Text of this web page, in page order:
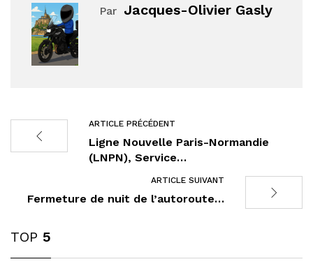
Par Jacques-Olivier Gasly
ARTICLE PRÉCÉDENT
Ligne Nouvelle Paris-Normandie
(LNPN), Service…
ARTICLE SUIVANT
Fermeture de nuit de l’autoroute…
TOP 5